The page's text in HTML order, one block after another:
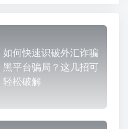
如何快速识破外汇诈骗
黑平台骗局？这几招可
轻松破解